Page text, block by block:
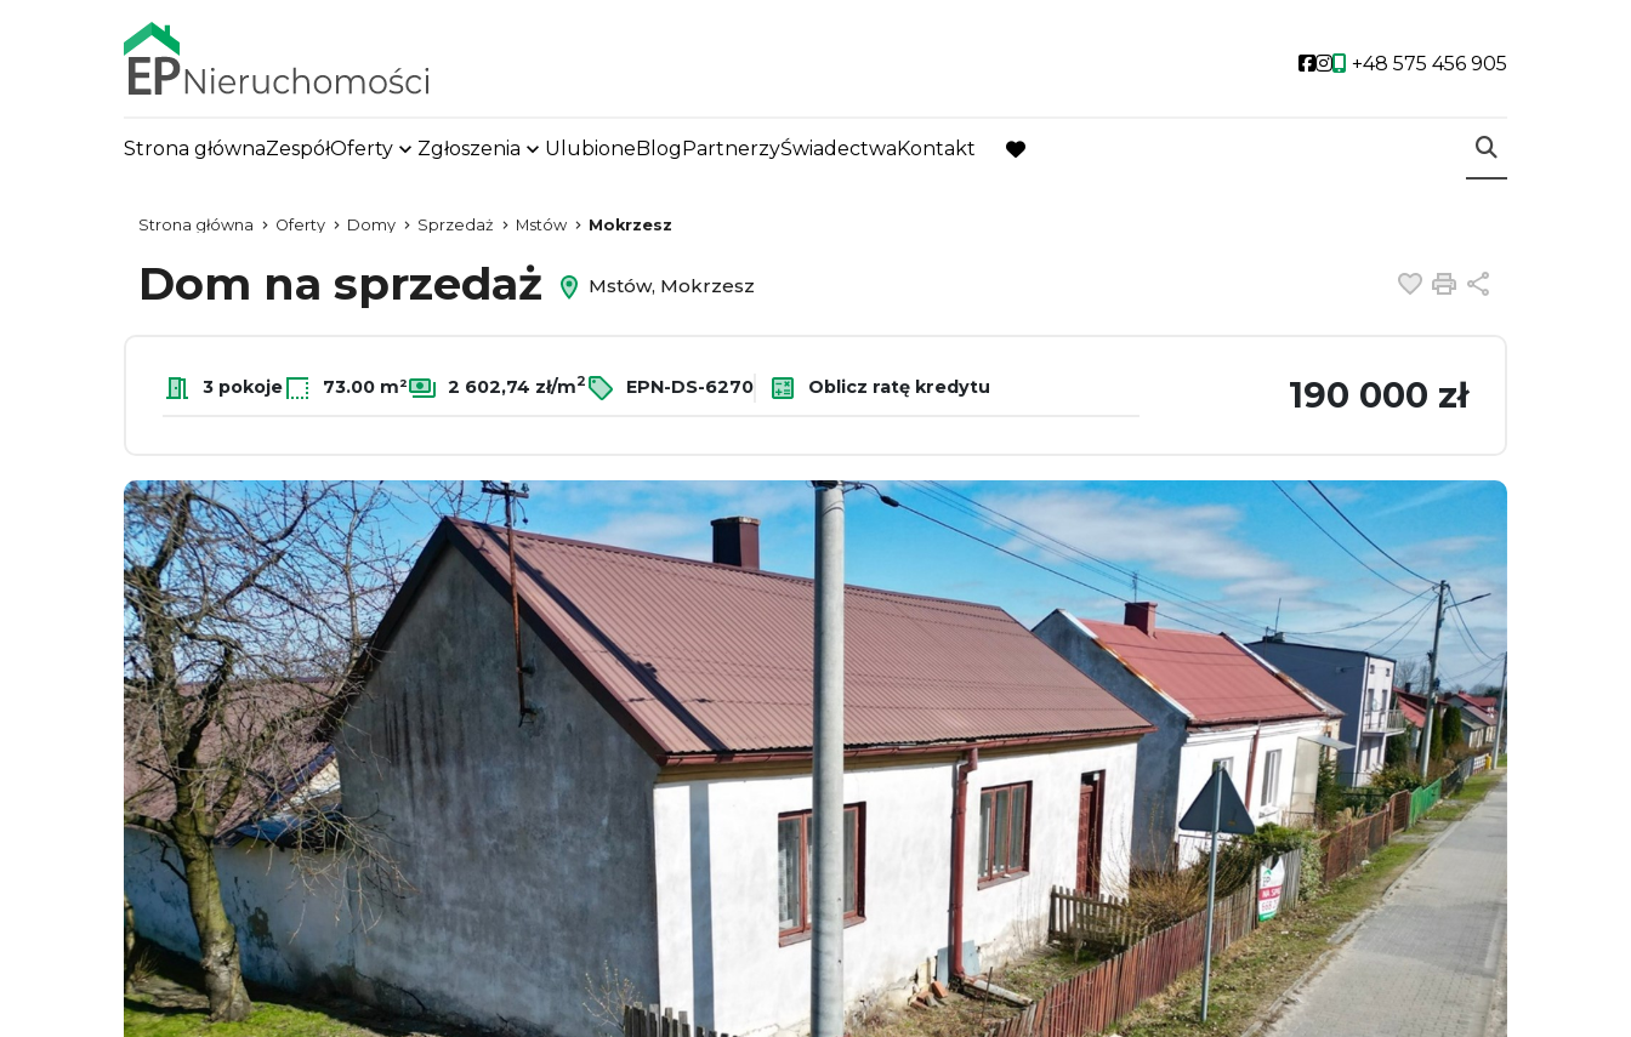
Social link
Social link
+48 575 456 905
Strona głównaZespółOferty Zgłoszenia UlubioneBlogPartnerzyŚwiadectwaKontakt
favorite
Strona główna Oferty Domy Sprzedaż Mstów Mokrzesz
Dom na sprzedaż Mstów, Mokrzesz Dodaj do
Drukuj
3 pokoje 73.00 m² 2 602,74 zł/m2 EPN-DS-6270 Oblicz ratę kredytu 190 000 zł